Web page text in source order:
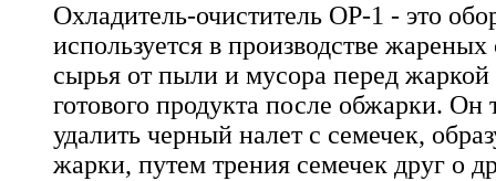
Охладитель-очиститель ОP-1 - это
используется в производстве
сырья от пыли и мусора перед
готового продукта после обжарки. Он
удалить черный налет с семечек,
жарки, путем трения семечек друг о